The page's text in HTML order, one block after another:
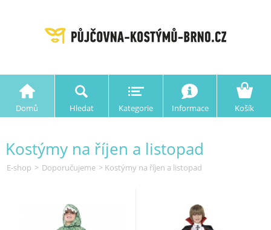
Domů Hledat Kategorie Informace Košík
Kostýmy na říjen a listopad
E-shop > Doporučujeme > Kostýmy na říjen a listopad